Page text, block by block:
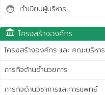
face ทำเนียบผู้บริหาร
account_balance โครงสร้างองค์กร
โครงสร้างองค์กร และ คณะบริหาร
ภารกิจด้านอำนวยการ
ภารกิจด้านวิชาการและการแพทย์